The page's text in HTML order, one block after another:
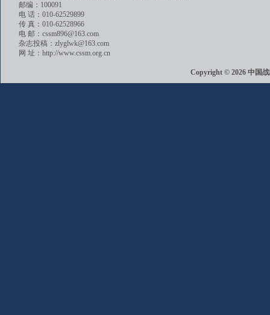
邮编：100091
电 话：010-62529899
传 真：010-62528966
电 邮：cssm896@163.com
杂志投稿：zlyglwk@163.com
网 址：http://www.cssm.org.cn
Copyright © 2026 中国